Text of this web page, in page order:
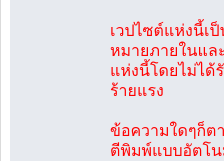
เวปไซต์แห่งนี้เ
หมายภายในแล
แห่งนี้โดยไม่ได้
ร้ายแรง
ข้อความใดๆก็ต
ตีพิมพ์แบบอัตโน